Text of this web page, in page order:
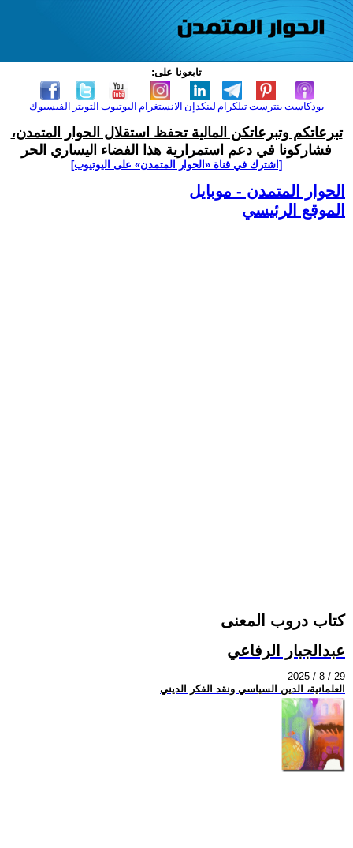
تابعونا على:
الفيسبوك التويتر اليوتيوب الانستغرام لينكدإن تيلكرامبنترست بودكاست
تبرعاتكم وتبرعاتكن المالية تحفظ استقلال الحوار المتمدن،
فشاركونا في دعم استمرارية هذا الفضاء اليساري الحر
[اشترك في قناة ‫«الحوار المتمدن» على اليوتيوب]
الحوار المتمدن - موبايل
الموقع الرئيسي
كتاب دروب المعنى
عبدالجبار الرفاعي
2025 / 8 / 29
العلمانية، الدين السياسي ونقد الفكر الديني